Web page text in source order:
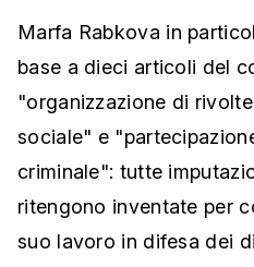
Marfa Rabkova in
base a dieci articoli del
"organizzazione di
sociale" e
criminale": tutte
ritengono inventate per
suo lavoro in difesa dei